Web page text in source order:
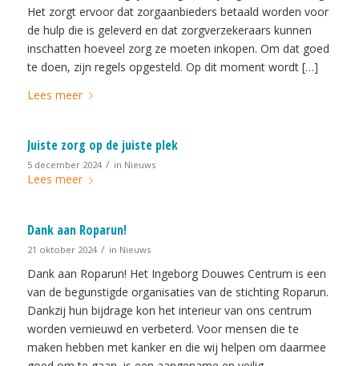
Het zorgt ervoor dat zorgaanbieders betaald worden voor
de hulp die is geleverd en dat zorgverzekeraars kunnen
inschatten hoeveel zorg ze moeten inkopen. Om dat goed
te doen, zijn regels opgesteld. Op dit moment wordt […]
Lees meer
Juiste zorg op de juiste plek
5 december 2024 / in Nieuws
Lees meer
Dank aan Roparun!
21 oktober 2024 / in Nieuws
Dank aan Roparun! Het Ingeborg Douwes Centrum is een
van de begunstigde organisaties van de stichting Roparun.
Dankzij hun bijdrage kon het interieur van ons centrum
worden vernieuwd en verbeterd. Voor mensen die te
maken hebben met kanker en die wij helpen om daarmee